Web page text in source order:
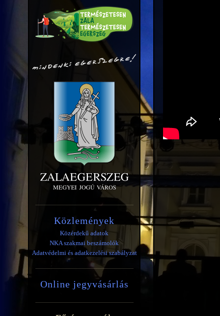
Közlemények
Közérdekű adatok
NKA szakmai beszámolók
Adatvédelmi és adatkezelési szabályzat
Online jegyvásárlás